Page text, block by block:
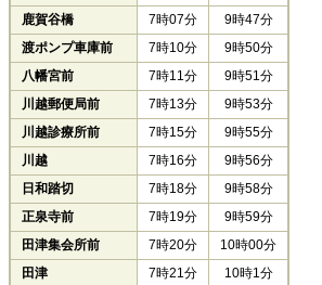
鹿賀谷橋
7時07分
9時47分
渡ポンプ車庫前
7時10分
9時50分
八幡宮前
7時11分
9時51分
川越郵便局前
7時13分
9時53分
川越診療所前
7時15分
9時55分
川越
7時16分
9時56分
日和踏切
7時18分
9時58分
正泉寺前
7時19分
9時59分
田津集会所前
7時20分
10時00分
田津
7時21分
10時1分